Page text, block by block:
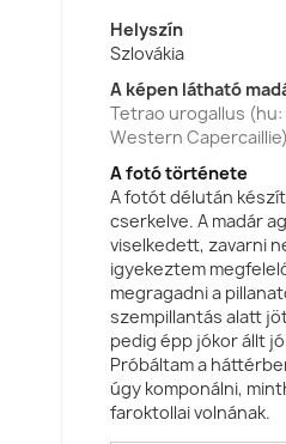
Helyszín
Szlovákia
A képen látható
Tetrao urogallus
Western Capercaillie)
A fotó története
A fotót délután
cserkelve. A madár
viselkedett, zavarni
igyekeztem
megragadni a
szempillantás alatt
pedig épp jókor állt
Próbáltam a
úgy komponálni,
faroktollai volnának.